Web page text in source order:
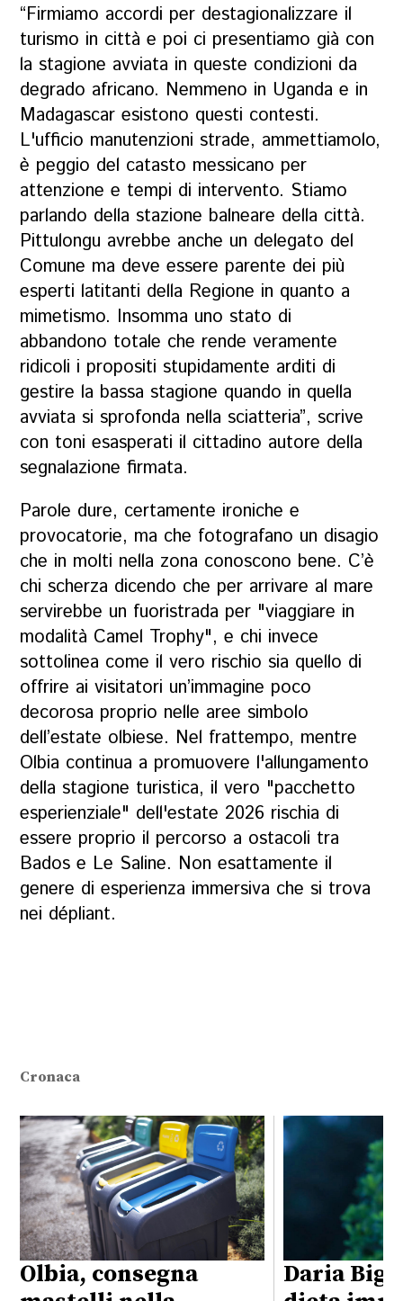
“Firmiamo accordi per destagionalizzare il
turismo in città e poi ci presentiamo già con
la stagione avviata in queste condizioni da
degrado africano. Nemmeno in Uganda e in
Madagascar esistono questi contesti.
L'ufficio manutenzioni strade, ammettiamolo,
è peggio del catasto messicano per
attenzione e tempi di intervento. Stiamo
parlando della stazione balneare della città.
Pittulongu avrebbe anche un delegato del
Comune ma deve essere parente dei più
esperti latitanti della Regione in quanto a
mimetismo. Insomma uno stato di
abbandono totale che rende veramente
ridicoli i propositi stupidamente arditi di
gestire la bassa stagione quando in quella
avviata si sprofonda nella sciatteria”, scrive
con toni esasperati il cittadino autore della
segnalazione firmata.
Parole dure, certamente ironiche e
provocatorie, ma che fotografano un disagio
che in molti nella zona conoscono bene. C’è
chi scherza dicendo che per arrivare al mare
servirebbe un fuoristrada per "viaggiare in
modalità Camel Trophy", e chi invece
sottolinea come il vero rischio sia quello di
offrire ai visitatori un’immagine poco
decorosa proprio nelle aree simbolo
dell’estate olbiese. Nel frattempo, mentre
Olbia continua a promuovere l'allungamento
della stagione turistica, il vero "pacchetto
esperienziale" dell'estate 2026 rischia di
essere proprio il percorso a ostacoli tra
Bados e Le Saline. Non esattamente il
genere di esperienza immersiva che si trova
nei dépliant.
Cronaca
Olbia, consegna
Daria